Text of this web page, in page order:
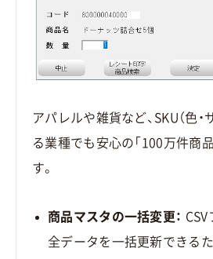
アパレルや雑貨など、SKU（色・
る業種でも安心の「100万件商
す。
商品マスタの一括変更：
全データを一括更新できる